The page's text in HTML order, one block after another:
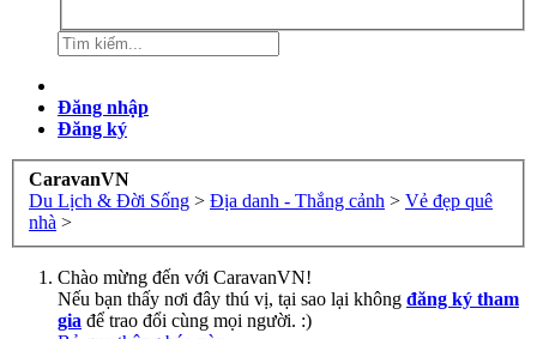
Đăng nhập
Đăng ký
CaravanVN
Du Lịch & Đời Sống > Địa danh - Thắng cảnh > Vẻ đẹp quê
nhà >
Chào mừng đến với CaravanVN!
Nếu bạn thấy nơi đây thú vị, tại sao lại không đăng ký tham
gia để trao đổi cùng mọi người. :)